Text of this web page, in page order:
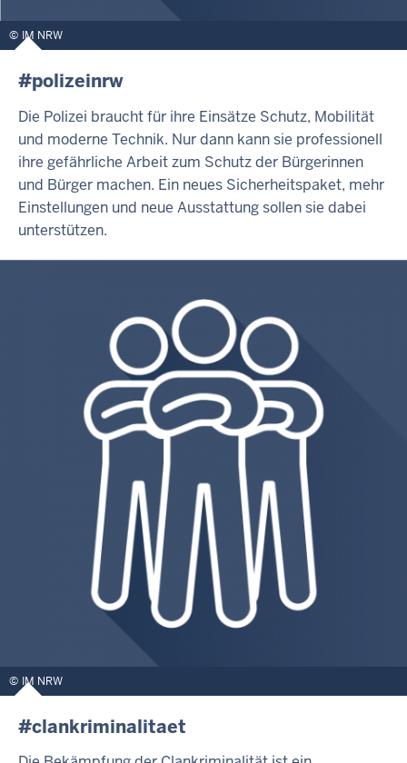
IM NRW
#polizeinrw
Die Polizei braucht für ihre Einsätze Schutz, Mobilität
und moderne Technik. Nur dann kann sie professionell
ihre gefährliche Arbeit zum Schutz der Bürgerinnen
und Bürger machen. Ein neues Sicherheitspaket, mehr
Einstellungen und neue Ausstattung sollen sie dabei
unterstützen.
IM NRW
#clankriminalitaet